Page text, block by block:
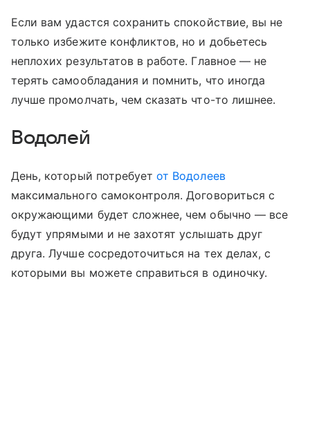
Если вам удастся сохранить спокойствие, вы не
только избежите конфликтов, но и добьетесь
неплохих результатов в работе. Главное — не
терять самообладания и помнить, что иногда
лучше промолчать, чем сказать что-то лишнее.
Водолей
День, который потребуетот Водолеев
максимального самоконтроля. Договориться с
окружающими будет сложнее, чем обычно — все
будут упрямыми и не захотят услышать друг
друга. Лучше сосредоточиться на тех делах, с
которыми вы можете справиться в одиночку.